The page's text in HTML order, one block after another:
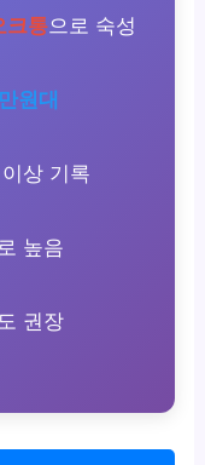
크통으로 숙성
원대
이상 기록
로 높음
권장